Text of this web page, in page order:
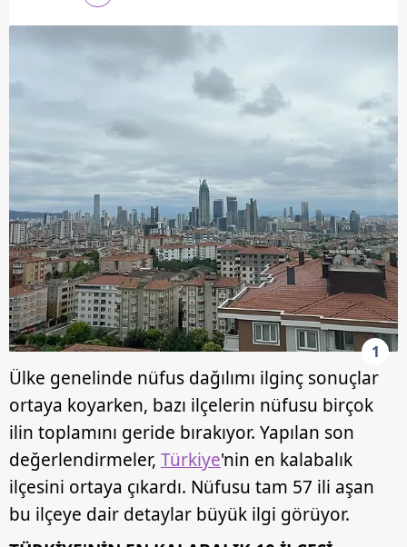
1
Ülke genelinde nüfus dağılımı ilginç sonuçlar
ortaya koyarken, bazı ilçelerin nüfusu birçok
ilin toplamını geride bırakıyor. Yapılan son
değerlendirmeler, Türkiye'nin en kalabalık
ilçesini ortaya çıkardı. Nüfusu tam 57 ili aşan
bu ilçeye dair detaylar büyük ilgi görüyor.